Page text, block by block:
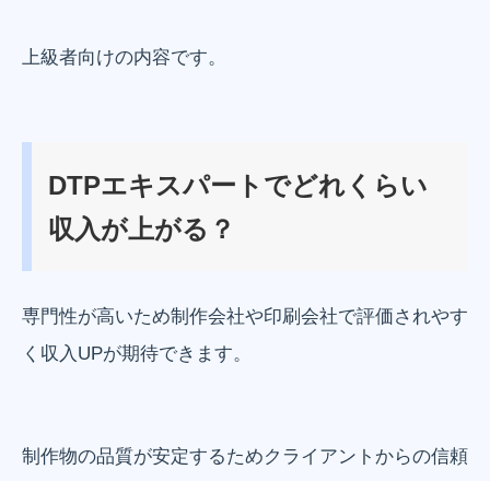
上級者向けの内容です。
DTPエキスパートでどれくらい
収入が上がる？
専門性が高いため制作会社や印刷会社で評価されやす
く収入UPが期待できます。
制作物の品質が安定するためクライアントからの信頼